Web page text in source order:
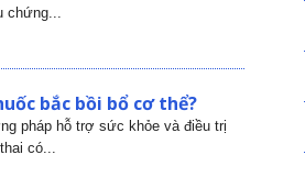
bắc bồi bổ cơ thể?
pháp hỗ trợ sức khỏe và điều trị
có...